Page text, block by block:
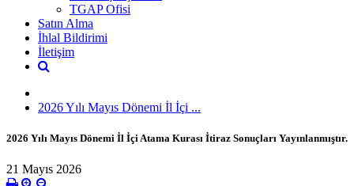
TGAP Ofisi
Satın Alma
İhlal Bildirimi
İletişim
2026 Yılı Mayıs Dönemi İl İçi ...
2026 Yılı Mayıs Dönemi İl İçi Atama Kurası İtiraz Sonuçları Yayınlanmıştır.
21 Mayıs 2026